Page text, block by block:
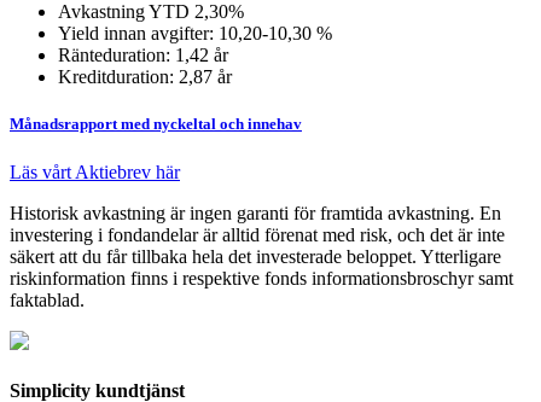
Avkastning YTD 2,30%
Yield innan avgifter: 10,20-10,30 %
Ränteduration: 1,42 år
Kreditduration: 2,87 år
Månadsrapport med nyckeltal och innehav
Läs vårt Aktiebrev här
Historisk avkastning är ingen garanti för framtida avkastning. En
investering i fondandelar är alltid förenat med risk, och det är inte
säkert att du får tillbaka hela det investerade beloppet. Ytterligare
riskinformation finns i respektive fonds informationsbroschyr samt
faktablad.
Simplicity kundtjänst